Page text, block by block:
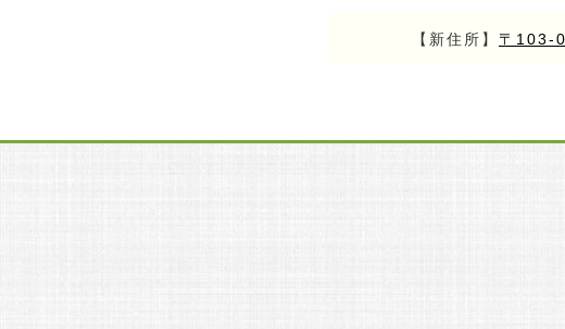
【新住所】 〒103-